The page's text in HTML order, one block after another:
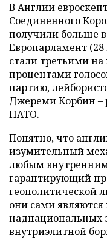
В Англии
Соединенного
получили больше
Европарламент (28
стали третьими на
процентами
партию,
Джереми Корбин –
НАТО.
Понятно, что
изумительный
любым
гарантирующий
геополитической
они сами
наднациональных
внутриэлитной